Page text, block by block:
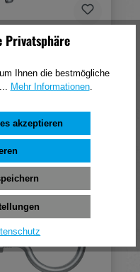
S PH K (2)
Ihnen die bestmögliche
Mehr Informationen.
akzeptieren